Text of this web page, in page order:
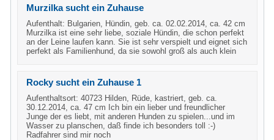
Murzilka sucht ein Zuhause
Aufenthalt: Bulgarien, Hündin, geb. ca. 02.02.2014, ca. 42 cm
Murzilka ist eine sehr liebe, soziale Hündin, die schon perfekt
an der Leine laufen kann. Sie ist sehr verspielt und eignet sich
perfekt als Familienhund, da sie sowohl groß als auch klein
Rocky sucht ein Zuhause 1
Aufenthaltsort: 40723 Hilden, Rüde, kastriert, geb. ca.
30.12.2014, ca. 47 cm Ich bin ein lieber und freundlicher
Junge der es liebt, mit anderen Hunden zu spielen...und im
Wasser zu planschen, daß finde ich besonders toll :-)
Radfahrer sind mir noch